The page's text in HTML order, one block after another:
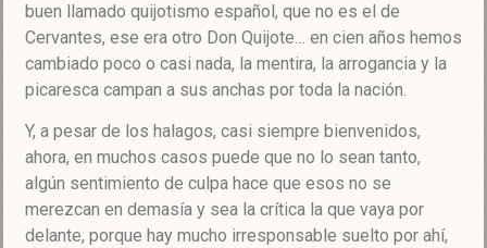
buen llamado quijotismo español, que no es el de
Cervantes, ese era otro Don Quijote… en cien años hemos
cambiado poco o casi nada, la mentira, la arrogancia y la
picaresca campan a sus anchas por toda la nación.
Y, a pesar de los halagos, casi siempre bienvenidos,
ahora, en muchos casos puede que no lo sean tanto,
algún sentimiento de culpa hace que esos no se
merezcan en demasía y sea la crítica la que vaya por
delante, porque hay mucho irresponsable suelto por ahí,